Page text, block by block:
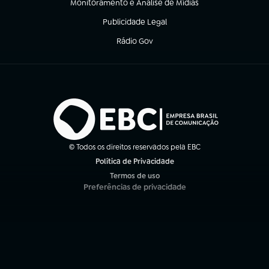
Monitoramento e Análise de Mídias
(abre em nova aba)
Publicidade Legal
(abre em nova aba)
Rádio Gov
(abre em nova aba)
© Todos os direitos reservados pela EBC
Política de Privacidade
Termos de uso
(abre em nova aba)
Preferências de privacidade